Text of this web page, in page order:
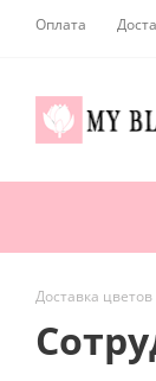
Оплата
Доставка